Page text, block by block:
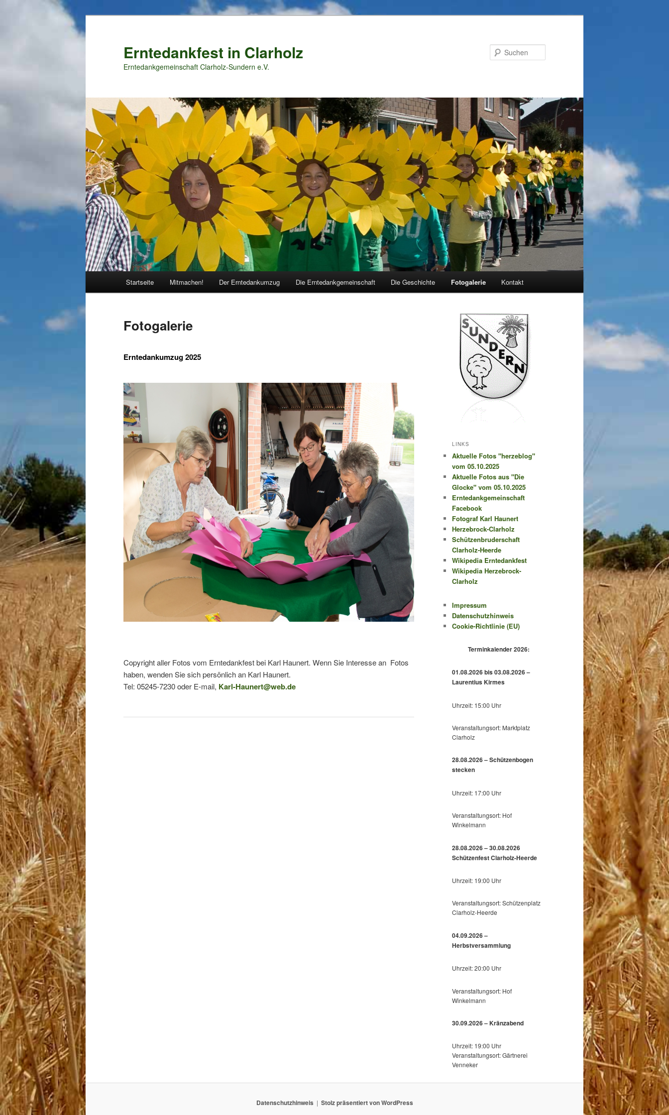
Erntedankfest in Clarholz
Erntedankgemeinschaft Clarholz-Sundern e.V.
Startseite Mitmachen! Der Erntedankumzug Die Erntedankgemeinschaft Die Geschichte Fotogalerie Kontakt
Fotogalerie
Erntedankumzug 2025
Copyright aller Fotos vom Erntedankfest bei Karl Haunert. Wenn Sie Interesse an Fotos
haben, wenden Sie sich persönlich an Karl Haunert.
Tel: 05245-7230 oder E-mail, Karl-Haunert@web.de
LINKS
Aktuelle Fotos "herzeblog"
vom 05.10.2025
Aktuelle Fotos aus "Die
Glocke" vom 05.10.2025
Erntedankgemeinschaft
Facebook
Fotograf Karl Haunert
Herzebrock-Clarholz
Schützenbruderschaft
Clarholz-Heerde
Wikipedia Erntedankfest
Wikipedia Herzebrock-
Clarholz
Impressum
Datenschutzhinweis
Cookie-Richtlinie (EU)
Terminkalender 2026:
01.08.2026 bis 03.08.2026 –
Laurentius Kirmes
Uhrzeit: 15:00 Uhr
Veranstaltungsort: Marktplatz
Clarholz
28.08.2026 – Schützenbogen
stecken
Uhrzeit: 17:00 Uhr
Veranstaltungsort: Hof
Winkelmann
28.08.2026 – 30.08.2026
Schützenfest Clarholz-Heerde
Uhrzeit: 19:00 Uhr
Veranstaltungsort: Schützenplatz
Clarholz-Heerde
04.09.2026 –
Herbstversammlung
Uhrzeit: 20:00 Uhr
Veranstaltungsort: Hof
Winkelmann
30.09.2026 – Kränzabend
Uhrzeit: 19:00 Uhr
Veranstaltungsort: Gärtnerei
Venneker
Datenschutzhinweis Stolz präsentiert von WordPress